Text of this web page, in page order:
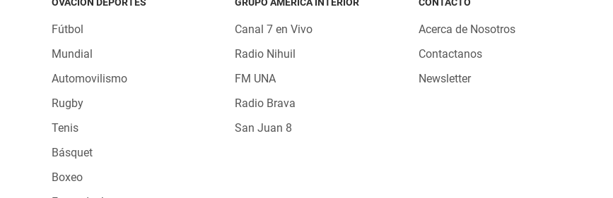
Fútbol
Mundial
Automovilismo
Rugby
Tenis
Básquet
Boxeo
Canal 7 en Vivo
Radio Nihuil
FM UNA
Radio Brava
San Juan 8
Acerca de Nosotros
Contactanos
Newsletter